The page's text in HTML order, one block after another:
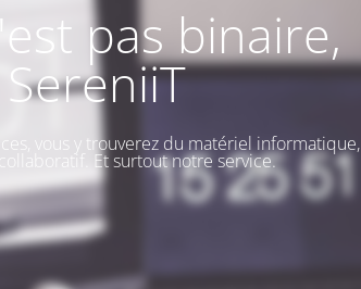
pas binaire,
vous y trouverez du matériel informatique,
Et surtout notre service.